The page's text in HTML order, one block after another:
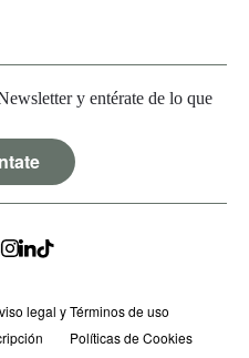
y entérate de lo que
legal y Términos de uso
Políticas de Cookies